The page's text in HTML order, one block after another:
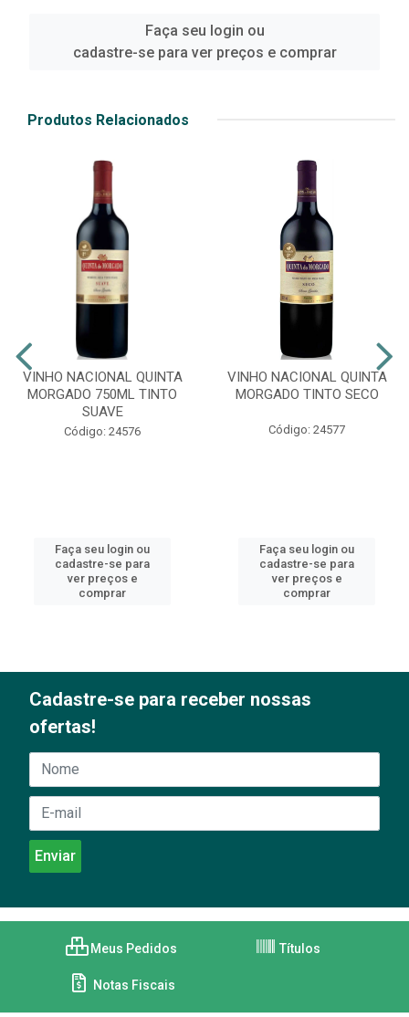
Faça seu login ou
cadastre-se para ver preços e comprar
Produtos Relacionados
VINHO NACIONAL QUINTA
MORGADO 750ML TINTO
SUAVE
Código: 24576
Faça seu login ou
cadastre-se para
ver preços e
comprar
VINHO NACIONAL QUINTA
MORGADO TINTO SECO
Código: 24577
Faça seu login ou
cadastre-se para
ver preços e
comprar
Cadastre-se para receber nossas
ofertas!
Meus Pedidos Títulos
Notas Fiscais